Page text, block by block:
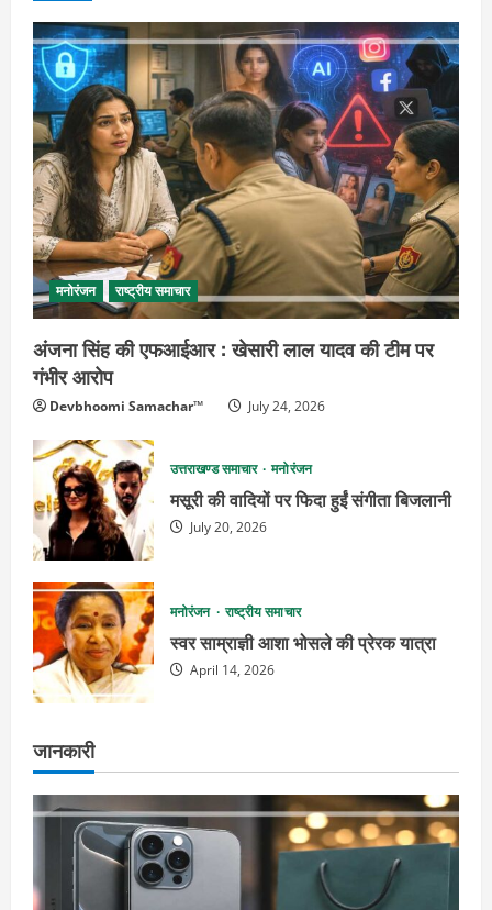
मनोरंजन राष्ट्रीय समाचार
अंजना सिंह की एफआईआर : खेसारी लाल यादव की टीम पर
गंभीर आरोप
Devbhoomi Samachar™ July 24, 2026
उत्तराखण्ड समाचार मनोरंजन
मसूरी की वादियों पर फिदा हुईं संगीता बिजलानी
July 20, 2026
मनोरंजन राष्ट्रीय समाचार
स्वर साम्राज्ञी आशा भोसले की प्रेरक यात्रा
April 14, 2026
जानकारी